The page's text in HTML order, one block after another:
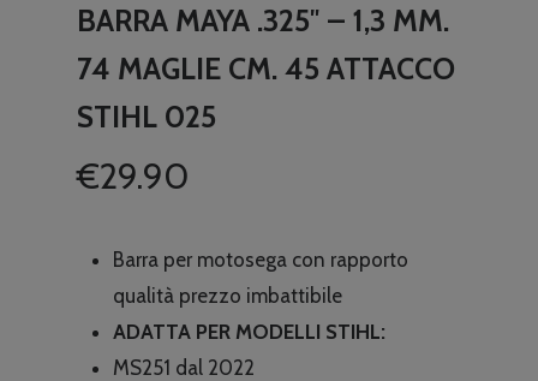
BARRA MAYA .325″ – 1,3 MM.
74 MAGLIE CM. 45 ATTACCO
STIHL 025
€29.90
Barra per motosega con rapporto
qualità prezzo imbattibile
ADATTA PER MODELLI STIHL:
MS251 dal 2022